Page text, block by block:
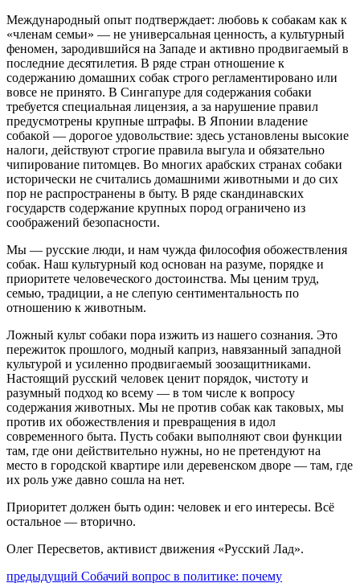
Международный опыт подтверждает: любовь к собакам как к
«членам семьи» — не универсальная ценность, а культурный
феномен, зародившийся на Западе и активно продвигаемый в
последние десятилетия. В ряде стран отношение к
содержанию домашних собак строго регламентировано или
вовсе не принято. В Сингапуре для содержания собаки
требуется специальная лицензия, а за нарушение правил
предусмотрены крупные штрафы. В Японии владение
собакой — дорогое удовольствие: здесь установлены высокие
налоги, действуют строгие правила выгула и обязательно
чипирование питомцев. Во многих арабских странах собаки
исторически не считались домашними животными и до сих
пор не распространены в быту. В ряде скандинавских
государств содержание крупных пород ограничено из
соображений безопасности.
Мы — русские люди, и нам чужда философия обожествления
собак. Наш культурный код основан на разуме, порядке и
приоритете человеческого достоинства. Мы ценим труд,
семью, традиции, а не слепую сентиментальность по
отношению к животным.
Ложный культ собаки пора изжить из нашего сознания. Это
пережиток прошлого, модный каприз, навязанный западной
культурой и усиленно продвигаемый зоозащитниками.
Настоящий русский человек ценит порядок, чистоту и
разумный подход ко всему — в том числе к вопросу
содержания животных. Мы не против собак как таковых, мы
против их обожествления и превращения в идол
современного быта. Пусть собаки выполняют свои функции
там, где они действительно нужны, но не претендуют на
место в городской квартире или деревенском дворе — там, где
их роль уже давно сошла на нет.
Приоритет должен быть один: человек и его интересы. Всё
остальное — вторично.
Олег Пересветов, активист движения «Русский Лад».
Навигация
предыдущий Предыдущий
Собачий вопрос в политике: почему